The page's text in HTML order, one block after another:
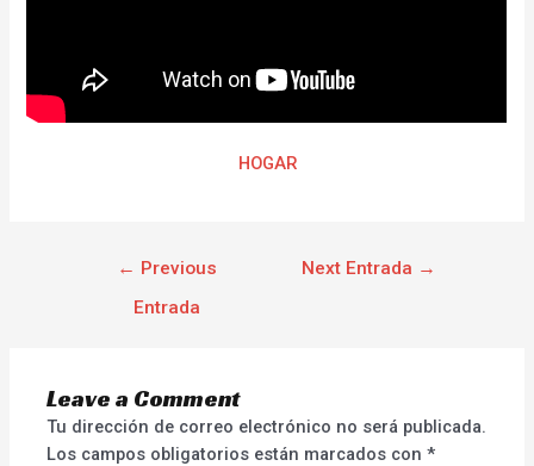
HOGAR
← Previous
Entrada
Next Entrada →
Leave a Comment
Tu dirección de correo electrónico no será publicada.
Los campos obligatorios están marcados con*